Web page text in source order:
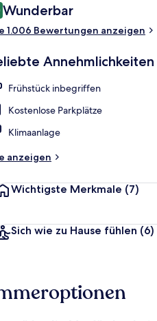
von 10.
Wunderbar
1.006 Bewertungen anzeigen
Annehmlichkeiten
Frühstück inbegriffen
Kostenlose Parkplätze
Klimaanlage
anzeigen
Wichtigste Merkmale (7)
Sich wie zu Hause fühlen (6)